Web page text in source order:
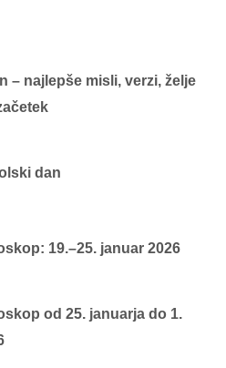
– najlepše misli, verzi, želje
dan
19.–25. januar 2026
od 25. januarja do 1.